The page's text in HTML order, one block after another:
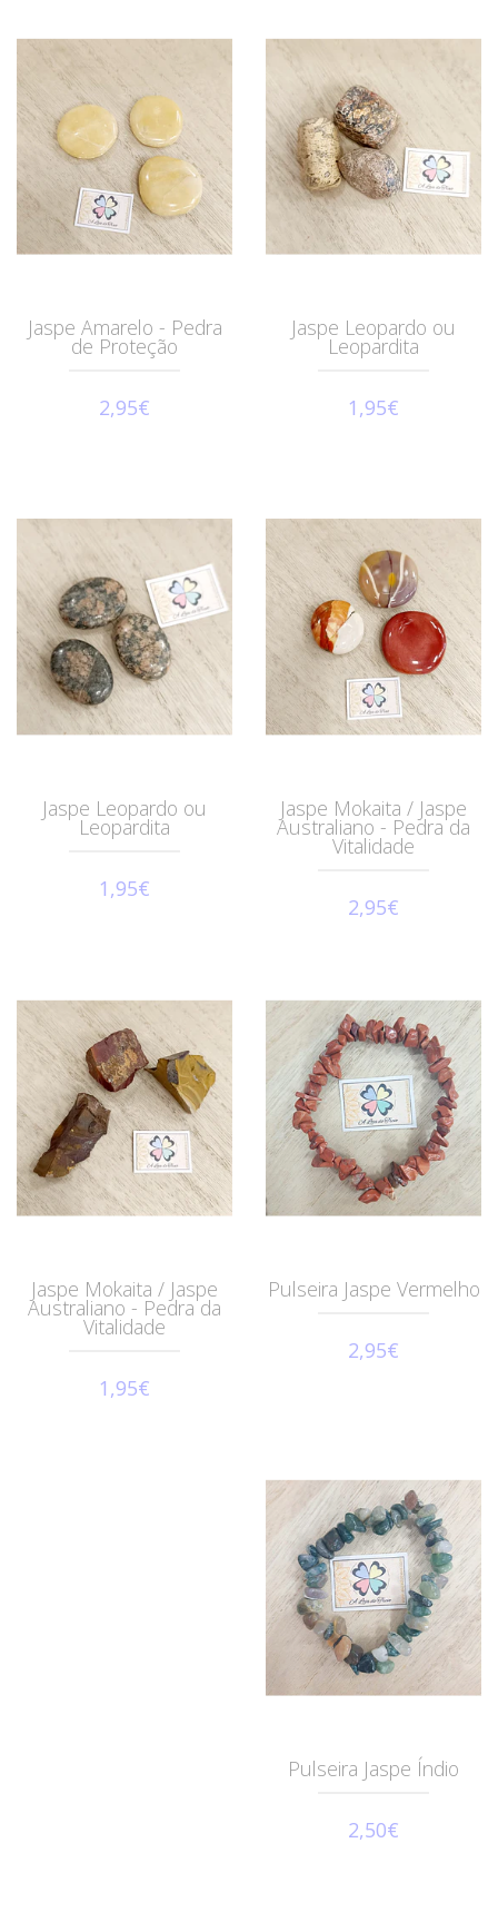
Jaspe Amarelo - Pedra
de Proteção
2,95€
Jaspe Leopardo ou
Leopardita
1,95€
Jaspe Leopardo ou
Leopardita
1,95€
Jaspe Mokaita / Jaspe
Australiano - Pedra da
Vitalidade
2,95€
Jaspe Mokaita / Jaspe
Australiano - Pedra da
Vitalidade
1,95€
Pulseira Jaspe Vermelho
2,95€
Pulseira Jaspe Índio
2,50€